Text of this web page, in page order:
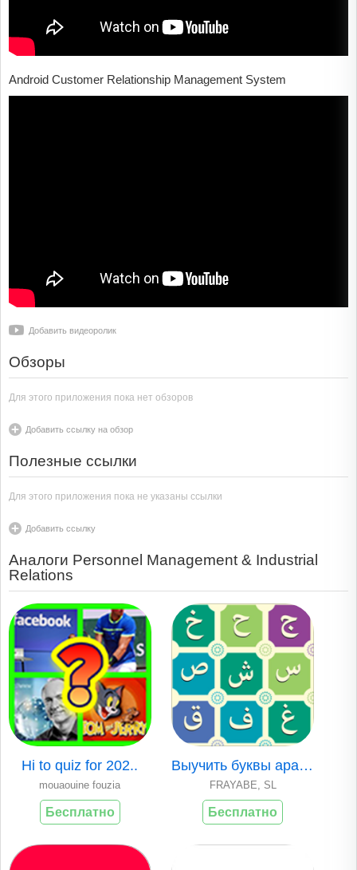
Android Customer Relationship Management System
Добавить видеоролик
Обзоры
Для этого приложения пока нет обзоров
Добавить ссылку на обзор
Полезные ссылки
Для этого приложения пока не указаны ссылки
Добавить ссылку
Аналоги Personnel Management & Industrial
Relations
Hi to quiz for 202..
mouaouine fouzia
Бесплатно
Выучить буквы араб..
FRAYABE, SL
Бесплатно